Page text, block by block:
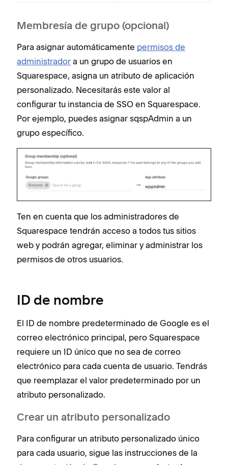
Membresía de grupo (opcional)
Para asignar automáticamente permisos de
administrador a un grupo de usuarios en
Squarespace, asigna un atributo de aplicación
personalizado. Necesitarás este valor al
configurar tu instancia de SSO en Squarespace.
Por ejemplo, puedes asignar ‌sqspAdmin a un
grupo específico.
Ten en cuenta que los administradores de
Squarespace tendrán acceso a todos tus sitios
web y podrán agregar, eliminar y administrar los
permisos de otros usuarios.
ID de nombre
El ID de nombre predeterminado de Google es el
correo electrónico principal, pero Squarespace
requiere un ID único que no sea de correo
electrónico para cada cuenta de usuario. Tendrás
que reemplazar el valor predeterminado por un
atributo personalizado.
Crear un atributo personalizado
Para configurar un atributo personalizado único
para cada usuario, sigue las instrucciones de la